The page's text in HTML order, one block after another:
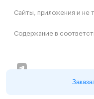
Сайты, приложения и не
Содержание в